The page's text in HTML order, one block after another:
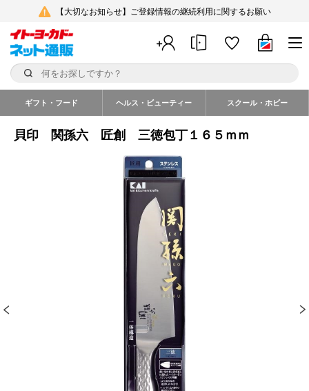
【大切なお知らせ】ご登録情報の継続利用に関するお願い
ギフト・フード ヘルス・ビューティー スクール・ホビー
貝印 関孫六 匠創 三徳包丁１６５ｍｍ